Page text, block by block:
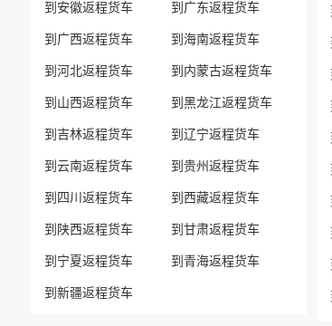
到安徽返程货车 到广东返程货车
到广西返程货车 到海南返程货车
到河北返程货车 到内蒙古返程货车
到山西返程货车 到黑龙江返程货车
到吉林返程货车 到辽宁返程货车
到云南返程货车 到贵州返程货车
到四川返程货车 到西藏返程货车
到陕西返程货车 到甘肃返程货车
到宁夏返程货车 到青海返程货车
到新疆返程货车